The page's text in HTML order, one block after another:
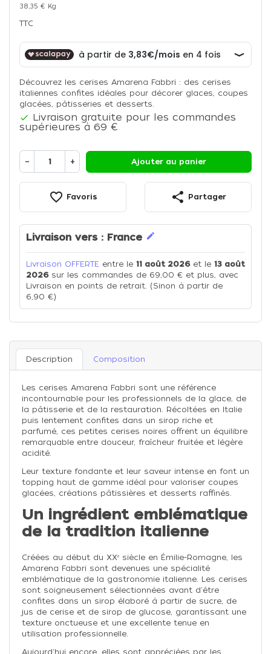
38,35 € Kg
TTC
Découvrez les cerises Amarena Fabbri : des cerises
italiennes confites idéales pour décorer glaces, coupes
glacées, pâtisseries et desserts.
 Livraison gratuite pour les commandes
supérieures à 69 €
− + Ajouter au panier
favorite_border Favoris share Partager
Livraison vers : France edit
Livraison OFFERTE entre le 11 août 2026et le 13 août
2026sur les commandes de 69,00 € et plus, avec
Livraison en points de retrait. (Sinon à partir de
6,90 €)
Description Composition
Les cerises Amarena Fabbri sont une référence
incontournable pour les professionnels de la glace, de
la pâtisserie et de la restauration. Récoltées en Italie
puis lentement confites dans un sirop riche et
parfumé, ces petites cerises noires offrent un équilibre
remarquable entre douceur, fraîcheur fruitée et légère
acidité.
Leur texture fondante et leur saveur intense en font un
topping haut de gamme idéal pour valoriser coupes
glacées, créations pâtissières et desserts raffinés.
Un ingrédient emblématique
de la tradition italienne
Créées au début du XXᵉ siècle en Émilie-Romagne, les
Amarena Fabbri sont devenues une spécialité
emblématique de la gastronomie italienne. Les cerises
sont soigneusement sélectionnées avant d'être
confites dans un sirop élaboré à partir de sucre, de
jus de cerise et de sirop de glucose, garantissant une
texture onctueuse et une excellente tenue en
utilisation professionnelle.
Aujourd'hui encore, elles sont appréciées par les